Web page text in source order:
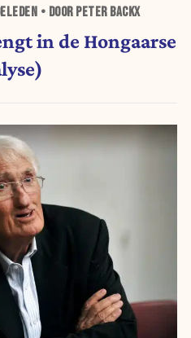
• DOOR PETER BACKX
in de Hongaarse